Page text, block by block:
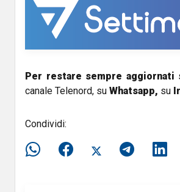
Per restare sempre aggiornati
canale Telenord, su Whatsapp, su
Condividi: